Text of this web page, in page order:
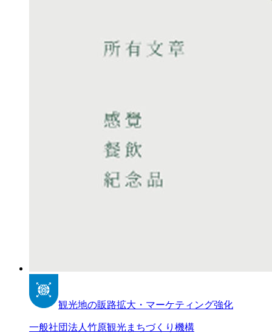
観光地の販路拡大・マーケティング強化
一般社団法人竹原観光まちづくり機構